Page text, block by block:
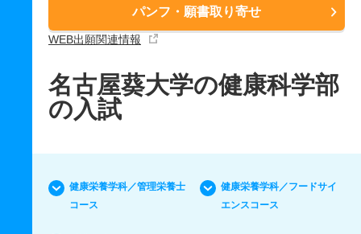
パンフ・願書取り寄せ
WEB出願関連情報
名古屋葵大学の健康科学部
の入試
健康栄養学科／管理栄養士
コース
健康栄養学科／フードサイ
エンスコース